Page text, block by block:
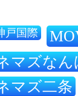
戸国際
マズなん
マズ二条